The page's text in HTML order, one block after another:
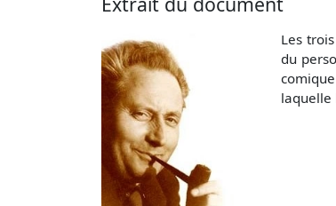
Les
du
laquelle